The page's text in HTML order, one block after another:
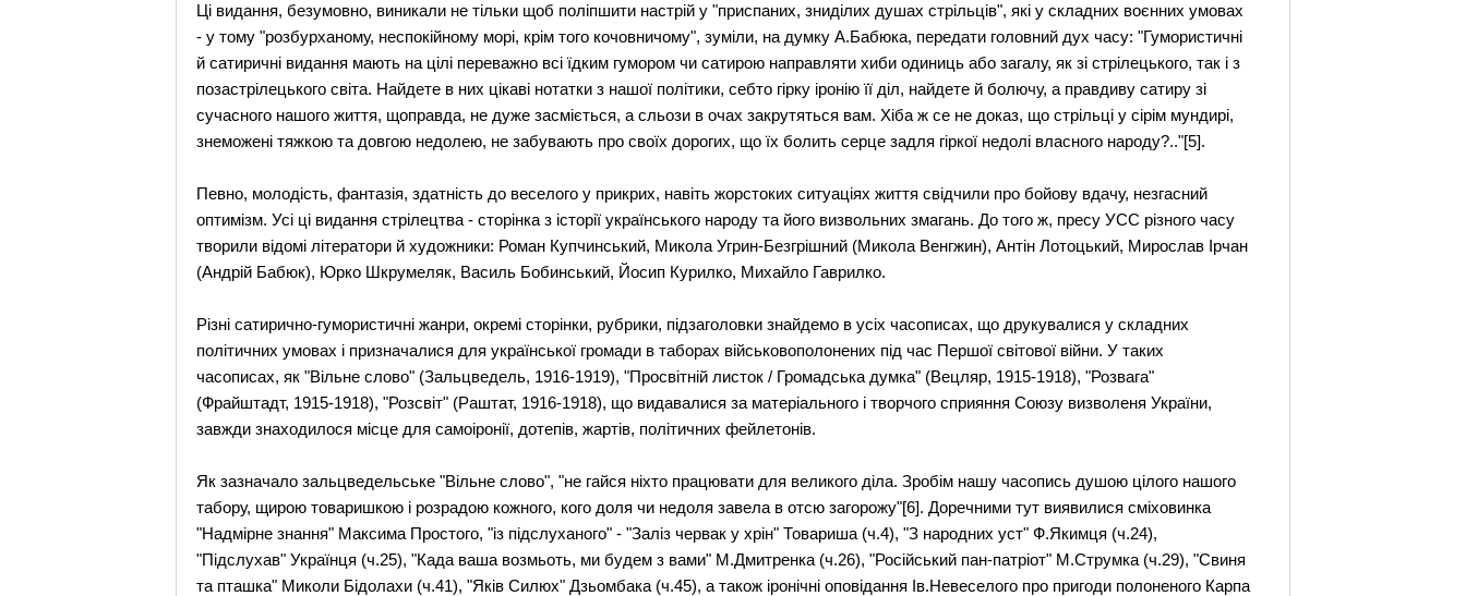
Ці видання, безумовно, виникали не тільки щоб поліпшити настрій у "приспаних, зниділих душах стрільців", які у складних воєнних умовах
- у тому "розбурханому, неспокійному морі, крім того кочовничому", зуміли, на думку А.Бабюка, передати головний дух часу: "Гумористичні
й сатиричні видання мають на цілі переважно всі їдким гумором чи сатирою направляти хиби одиниць або загалу, як зі стрілецького, так і з
позастрілецького світа. Найдете в них цікаві нотатки з нашої політики, себто гірку іронію її діл, найдете й болючу, а правдиву сатиру зі
сучасного нашого життя, щоправда, не дуже засміється, а сльози в очах закрутяться вам. Хіба ж се не доказ, що стрільці у сірім мундирі,
знеможені тяжкою та довгою недолею, не забувають про своїх дорогих, що їх болить серце задля гіркої недолі власного народу?.."[5].
Певно, молодість, фантазія, здатність до веселого у прикрих, навіть жорстоких ситуаціях життя свідчили про бойову вдачу, незгасний
оптимізм. Усі ці видання стрілецтва - сторінка з історії українського народу та його визвольних змагань. До того ж, пресу УСС різного часу
творили відомі літератори й художники: Роман Купчинський, Микола Угрин-Безгрішний (Микола Венгжин), Антін Лотоцький, Мирослав Ірчан
(Андрій Бабюк), Юрко Шкрумеляк, Василь Бобинський, Йосип Курилко, Михайло Гаврилко.
Різні сатирично-гумористичні жанри, окремі сторінки, рубрики, підзаголовки знайдемо в усіх часописах, що друкувалися у складних
політичних умовах і призначалися для української громади в таборах військовополонених під час Першої світової війни. У таких
часописах, як "Вільне слово" (Зальцведель, 1916-1919), "Просвітній листок / Громадська думка" (Вецляр, 1915-1918), "Розвага"
(Фрайштадт, 1915-1918), "Розсвіт" (Раштат, 1916-1918), що видавалися за матеріального і творчого сприяння Союзу визволеня України,
завжди знаходилося місце для самоіронії, дотепів, жартів, політичних фейлетонів.
Як зазначало зальцведельське "Вільне слово", "не гайся ніхто працювати для великого діла. Зробім нашу часопись душою цілого нашого
табору, щирою товаришкою і розрадою кожного, кого доля чи недоля завела в отсю загорожу"[6]. Доречними тут виявилися сміховинка
"Надмірне знання" Максима Простого, "із підслуханого" - "Заліз червак у хрін" Товариша (ч.4), "З народних уст" Ф.Якимця (ч.24),
"Підслухав" Українця (ч.25), "Када ваша возмьоть, ми будем з вами" М.Дмитренка (ч.26), "Російський пан-патріот" М.Струмка (ч.29), "Свиня
та пташка" Миколи Бідолахи (ч.41), "Яків Силюх" Дзьомбака (ч.45), а також іронічні оповідання Ів.Невеселого про пригоди полоненого Карпа